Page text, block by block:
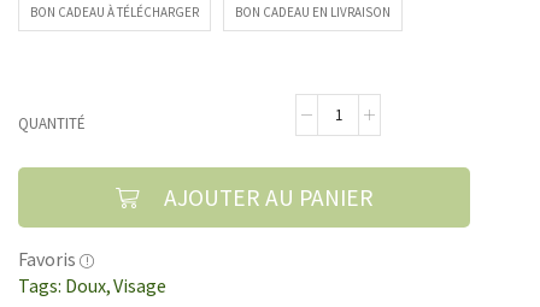
BON CADEAU À TÉLÉCHARGER BON CADEAU EN LIVRAISON
QUANTITÉ
AJOUTER AU PANIER
Favoris
Tags: Doux,Visage